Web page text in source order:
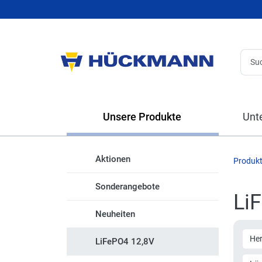
Unsere Produkte
Aktionen
Sonderangebote
Neuheiten
LiFePO4 12,8V